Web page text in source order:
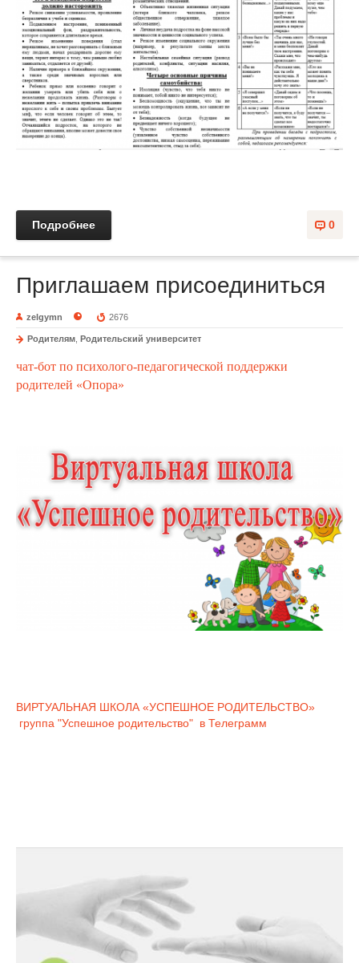
0
Подробнее
Приглашаем присоединиться
zelgymn 2676
Родителям Родительский университет
чат-бот по психолого-педагогической поддержки
родителей «Опора»
ВИРТУАЛЬНАЯ ШКОЛА «УСПЕШНОЕ РОДИТЕЛЬСТВО»
группа "Успешное родительство" в Телеграмм